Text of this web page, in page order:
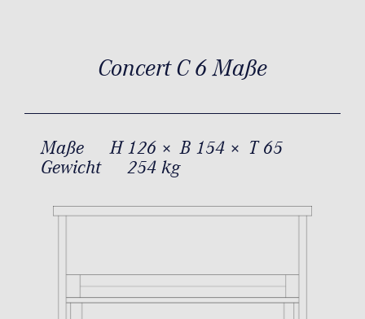
Concert C 6 Maße
Maße
H 126 × B 154 × T 65
Gewicht
254 kg